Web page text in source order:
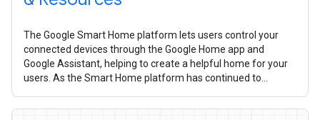
The Google Smart Home platform lets users control your
connected devices through the Google Home app and
Google Assistant, helping to create a helpful home for your
users. As the Smart Home platform has continued to